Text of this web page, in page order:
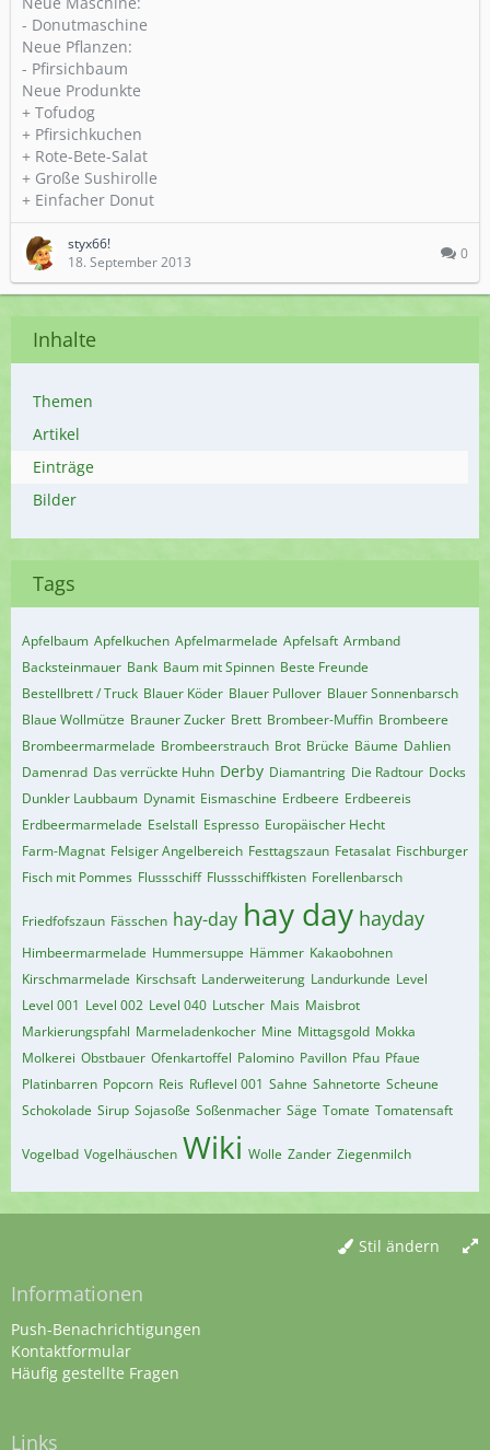
- Donutmaschine
Neue Pflanzen:
- Pfirsichbaum
Neue Produnkte
+ Tofudog
+ Pfirsichkuchen
+ Rote-Bete-Salat
+ Große Sushirolle
+ Einfacher Donut
styx66!
18. September 2013
0
Inhalte
Themen
Artikel
Einträge
Bilder
Tags
Apfelbaum Apfelkuchen Apfelmarmelade Apfelsaft Armband
Backsteinmauer Bank Baum mit Spinnen Beste Freunde
Bestellbrett / Truck Blauer Köder Blauer Pullover Blauer Sonnenbarsch
Blaue Wollmütze Brauner Zucker Brett Brombeer-Muffin Brombeere
Brombeermarmelade Brombeerstrauch Brot Brücke Bäume Dahlien
Damenrad Das verrückte Huhn Derby Diamantring Die Radtour Docks
Dunkler Laubbaum Dynamit Eismaschine Erdbeere Erdbeereis
Erdbeermarmelade Eselstall Espresso Europäischer Hecht
Farm-Magnat Felsiger Angelbereich Festtagszaun Fetasalat Fischburger
Fisch mit Pommes Flussschiff Flussschiffkisten Forellenbarsch
Friedfofszaun Fässchen hay-day hay day hayday
Himbeermarmelade Hummersuppe Hämmer Kakaobohnen
Kirschmarmelade Kirschsaft Landerweiterung Landurkunde Level
Level 001 Level 002 Level 040 Lutscher Mais Maisbrot
Markierungspfahl Marmeladenkocher Mine Mittagsgold Mokka
Molkerei Obstbauer Ofenkartoffel Palomino Pavillon Pfau Pfaue
Platinbarren Popcorn Reis Ruflevel 001 Sahne Sahnetorte Scheune
Schokolade Sirup Sojasoße Soßenmacher Säge Tomate Tomatensaft
Vogelbad Vogelhäuschen Wiki Wolle Zander Ziegenmilch
Stil ändern
Informationen
Push-Benachrichtigungen
Kontaktformular
Häufig gestellte Fragen
Links